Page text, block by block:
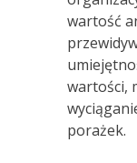
wartość
wartości,
porażek.